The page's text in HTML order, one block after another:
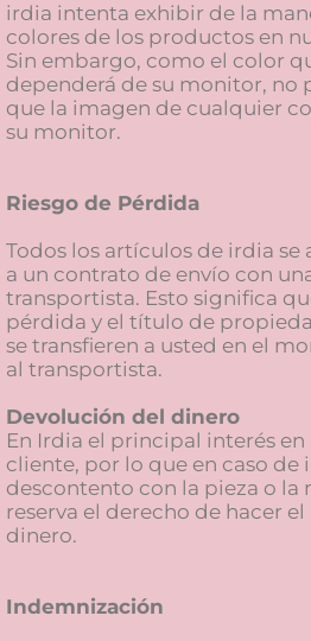
irdia intenta exhibir de la
colores de los productos en
Sin embargo, como el color
dependerá de su monitor, no
que la imagen de cualquier
su monitor.
Riesgo de Pérdida
Todos los artículos de irdia
a un contrato de envío con
transportista. Esto significa
pérdida y el título de
se transfieren a usted en el
al transportista.
Devolución del dinero
En Irdia el principal interés
cliente, por lo que en caso de
descontento con la pieza o la
reserva el derecho de hacer
dinero.
Indemnización